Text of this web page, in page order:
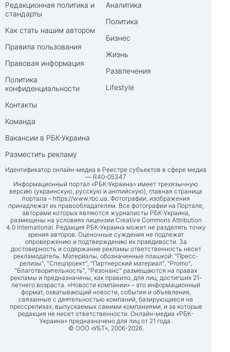
Редакционная политика и
стандарты
Как стать нашим автором
Правила пользования
Правовая информация
Политика
конфиденциальности
Контакты
Команда
Вакансии в РБК-Украина
Разместить рекламу
Аналитика
Политика
Бизнес
Жизнь
Развлечения
Lifestyle
Идентификатор онлайн-медиа в Реестре субъектов в сфере медиа
— R40-05347
Информационный портал «РБК-Украина» имеет трехязычную
версию (украинскую, русскую и английскую), главная страница
портала – https://www.rbc.ua. Фотографии, изображения
принадлежат их правообладателям. Все фотографии на Портале,
авторами которых являются журналисты РБК-Украина,
размещены на условиях лицензии Creative Commons Attribution
4.0 International. Редакция РБК-Украина может не разделять точку
зрения авторов. Оценочные суждения не подлежат
опровержению и подтверждению их правдивости. За
достоверность и содержание рекламы ответственность несет
рекламодатель. Материалы, обозначенные плашкой: "Пресс-
релизы", "Спецпроект", "Партнерский материал", "Promo",
"Благотворительность", "Резонанс" размещаются на правах
рекламы и предназначены, как правило, для лиц, достигших 21-
летнего возраста. «Новости компании» – это информационный
формат, охватывающий новости, события и объявления,
связанные с деятельностью компаний, базирующиеся на
прессрелизах, выпускаемых самими компаниями, и за которые
редакция не несет ответственности. Онлайн-медиа «РБК-
Украина» предназначено для лиц от 21 года.
© ООО «УБТ», 2006-2026.